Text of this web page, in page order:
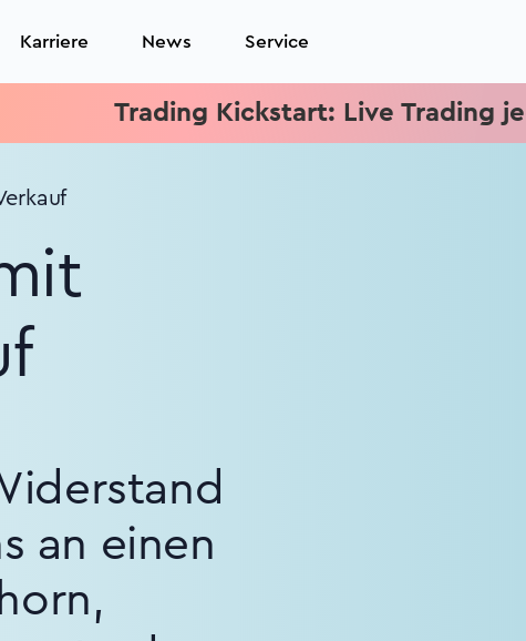
Karriere News Service
Trading Kickstart: Live Trading jeden
an einen